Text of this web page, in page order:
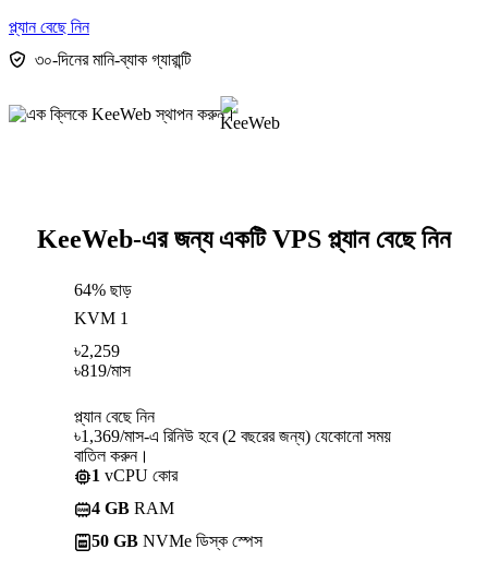
প্ল্যান বেছে নিন
৩০-দিনের মানি-ব্যাক গ্যারান্টি
KeeWeb-এর জন্য একটি VPS প্ল্যান বেছে নিন
64% ছাড়
KVM 1
৳2,259
৳819/মাস
প্ল্যান বেছে নিন
৳1,369/মাস-এ রিনিউ হবে (2 বছরের জন্য) যেকোনো সময়
বাতিল করুন।
1 vCPU কোর
4 GB RAM
50 GB NVMe ডিস্ক স্পেস